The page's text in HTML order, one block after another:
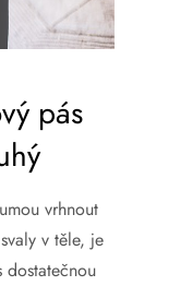
pás
vrhnout
v těle, je